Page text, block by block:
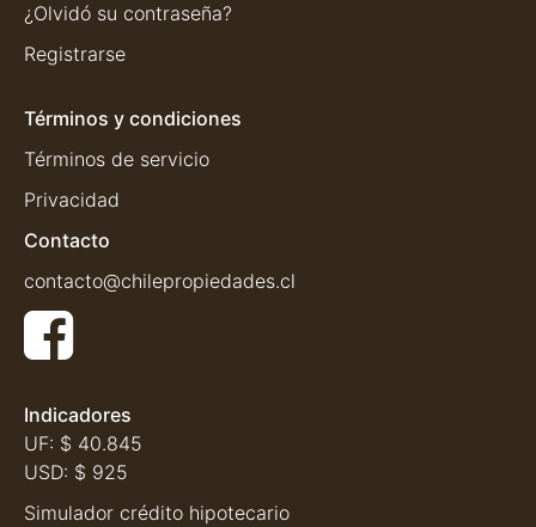
¿Olvidó su contraseña?
Registrarse
Términos y condiciones
Términos de servicio
Privacidad
Contacto
contacto@chilepropiedades.cl
Indicadores
UF: $ 40.845
USD: $ 925
Simulador crédito hipotecario